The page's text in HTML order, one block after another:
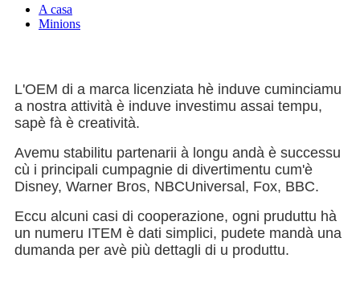
A casa
Minions
L'OEM di a marca licenziata hè induve cuminciamu
a nostra attività è induve investimu assai tempu,
sapè fà è creatività.
Avemu stabilitu partenarii à longu andà è successu
cù i principali cumpagnie di divertimentu cum'è
Disney, Warner Bros, NBCUniversal, Fox, BBC.
Eccu alcuni casi di cooperazione, ogni pruduttu hà
un numeru ITEM è dati simplici, pudete mandà una
dumanda per avè più dettagli di u produttu.